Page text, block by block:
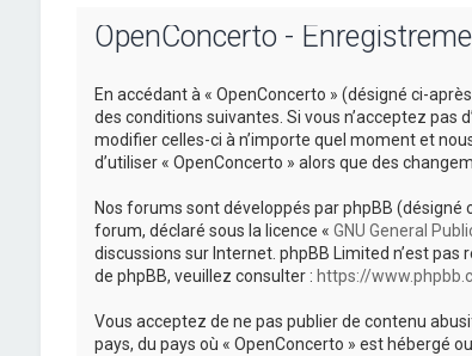
OpenConcerto -
En accédant à « OpenConcerto » (désigné ci-
des conditions suivantes. Si vous n’acceptez pas
modifier celles-ci à n’importe quel moment et
d’utiliser « OpenConcerto » alors que des
Nos forums sont développés par phpBB (désigné
forum, déclaré sous la licence « GNU General
discussions sur Internet. phpBB Limited n’est
de phpBB, veuillez consulter : https://
Vous acceptez de ne pas publier de contenu
pays, du pays où « OpenConcerto » est hébergé